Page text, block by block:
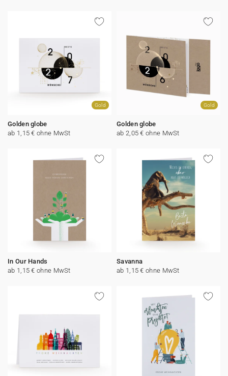
Gold
Golden globe
ab 1,15 € ohne MwSt
Gold
Golden globe
ab 2,05 € ohne MwSt
In Our Hands
ab 1,15 € ohne MwSt
Savanna
ab 1,15 € ohne MwSt